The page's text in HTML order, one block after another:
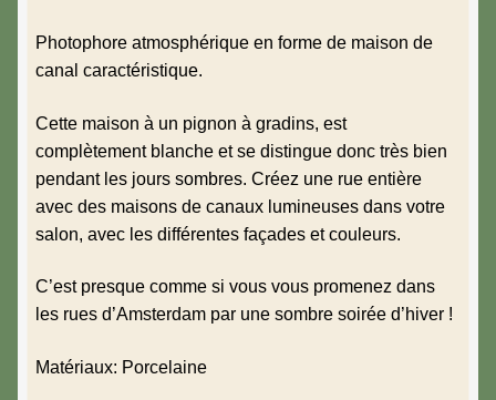
Photophore atmosphérique en forme de maison de
canal caractéristique.
Cette maison à un pignon à gradins, est
complètement blanche et se distingue donc très bien
pendant les jours sombres. Créez une rue entière
avec des maisons de canaux lumineuses dans votre
salon, avec les différentes façades et couleurs.
C’est presque comme si vous vous promenez dans
les rues d’Amsterdam par une sombre soirée d’hiver !
Matériaux: Porcelaine